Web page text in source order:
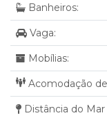
Banheiros:
Vaga:
Mobílias:
Acomodação
Distância do Mar